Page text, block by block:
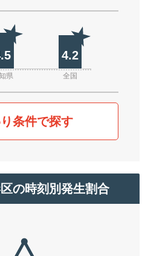
4.2
県 全国
条件で探す
の時刻別発生割合